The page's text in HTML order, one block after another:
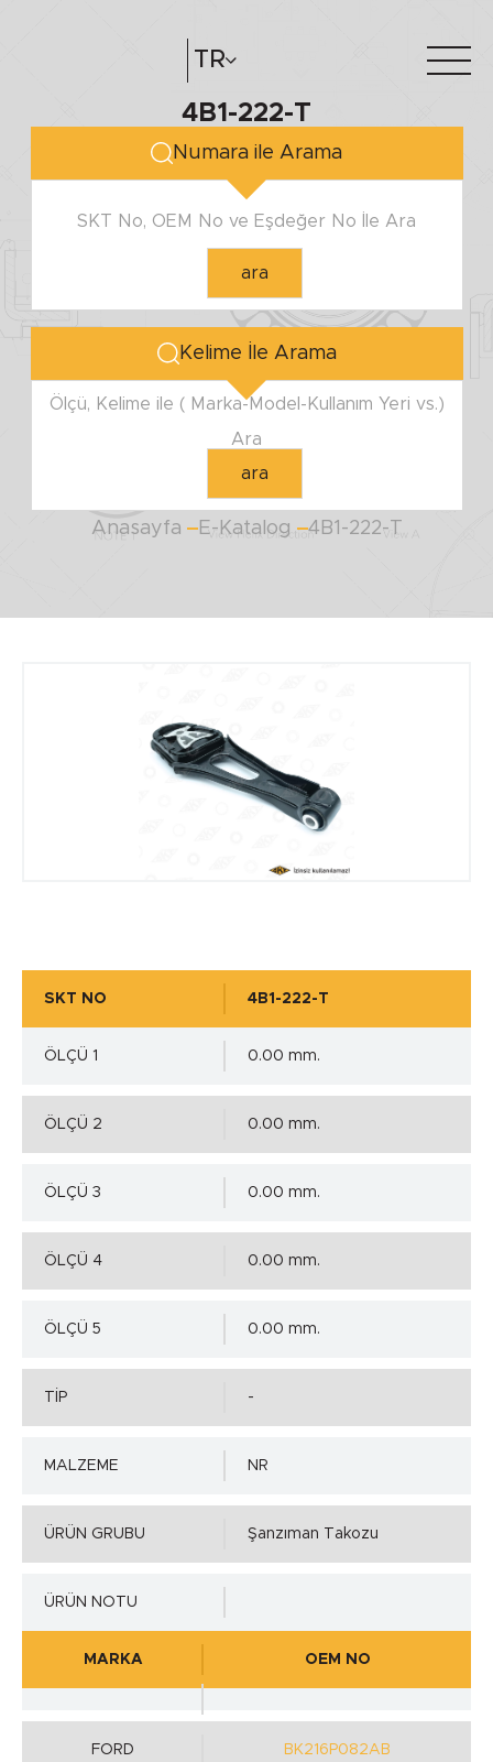
TR
Hakkımızda e-katalog
4B1-222-T
Numara ile Arama
SKT No, OEM No ve Eşdeğer No İle Ara
ara
Kelime İle Arama
Ölçü, Kelime ile ( Marka-Model-Kullanım Yeri vs.)
Ara
ara
Anasayfa E-Katalog 4B1-222-T
SKT NO 4B1-222-T
ÖLÇÜ 1 0.00 mm.
ÖLÇÜ 2 0.00 mm.
ÖLÇÜ 3 0.00 mm.
ÖLÇÜ 4 0.00 mm.
ÖLÇÜ 5 0.00 mm.
TİP -
MALZEME NR
ÜRÜN GRUBU Şanzıman Takozu
ÜRÜN NOTU
MARKA OEM NO
FORD BK216P082AB